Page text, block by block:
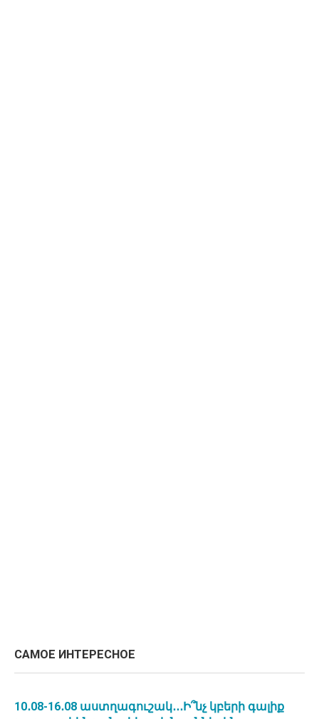
САМОЕ ИНТЕРЕСНОЕ
10․08-16․08 աստղագուշակ․․․Ի՞նչ կբերի գալիք